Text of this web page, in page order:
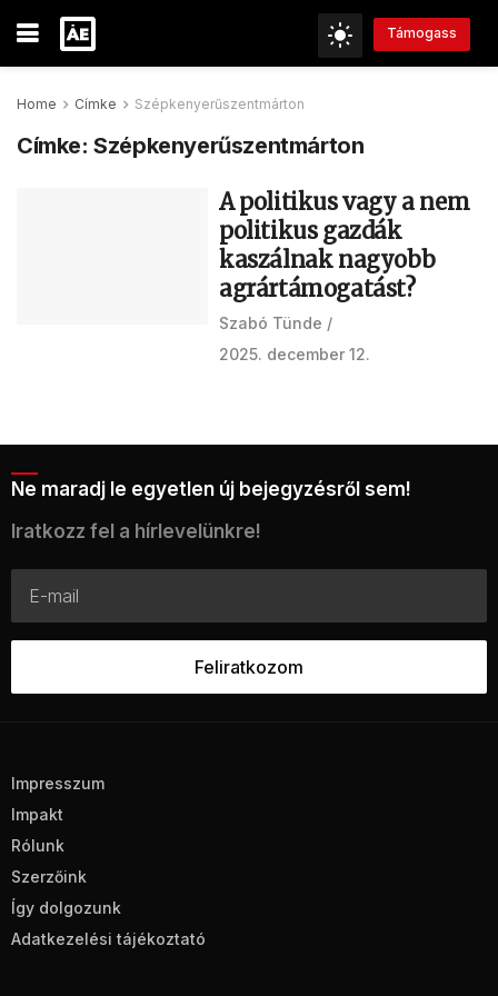
Támogass
Home Címke Szépkenyerűszentmárton
Címke:Szépkenyerűszentmárton
A politikus vagy a nem
politikus gazdák
kaszálnak nagyobb
agrártámogatást?
Szabó Tünde
2025. december 12.
Ne maradj le egyetlen új bejegyzésről sem!
Iratkozz fel a hírlevelünkre!
Impresszum
Impakt
Rólunk
Szerzőink
Így dolgozunk
Adatkezelési tájékoztató